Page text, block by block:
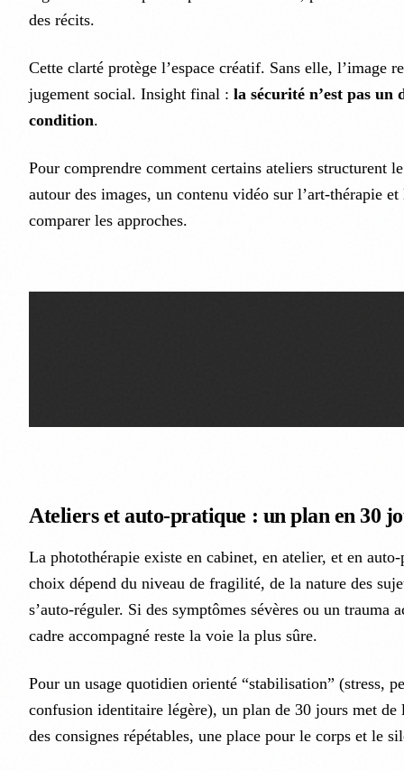
des récits.
Cette clarté protège l’espace créatif. Sans elle, l’image
jugement social. Insight final : la sécurité n’est pas un
condition.
Pour comprendre comment certains ateliers structurent
autour des images, un contenu vidéo sur l’art-thérapie
comparer les approches.
Ateliers et auto-pratique : un plan en 30
La photothérapie existe en cabinet, en atelier, et en
choix dépend du niveau de fragilité, de la nature des
s’auto-réguler. Si des symptômes sévères ou un trauma
cadre accompagné reste la voie la plus sûre.
Pour un usage quotidien orienté “stabilisation” (stress,
confusion identitaire légère), un plan de 30 jours met de
des consignes répétables, une place pour le corps et le